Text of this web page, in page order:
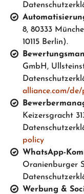
8, 80333
10115 Berlin).
GmbH,
alliance.com/
Keizersgracht
policy
WhatsApp-
Oranienburger
Werbung &